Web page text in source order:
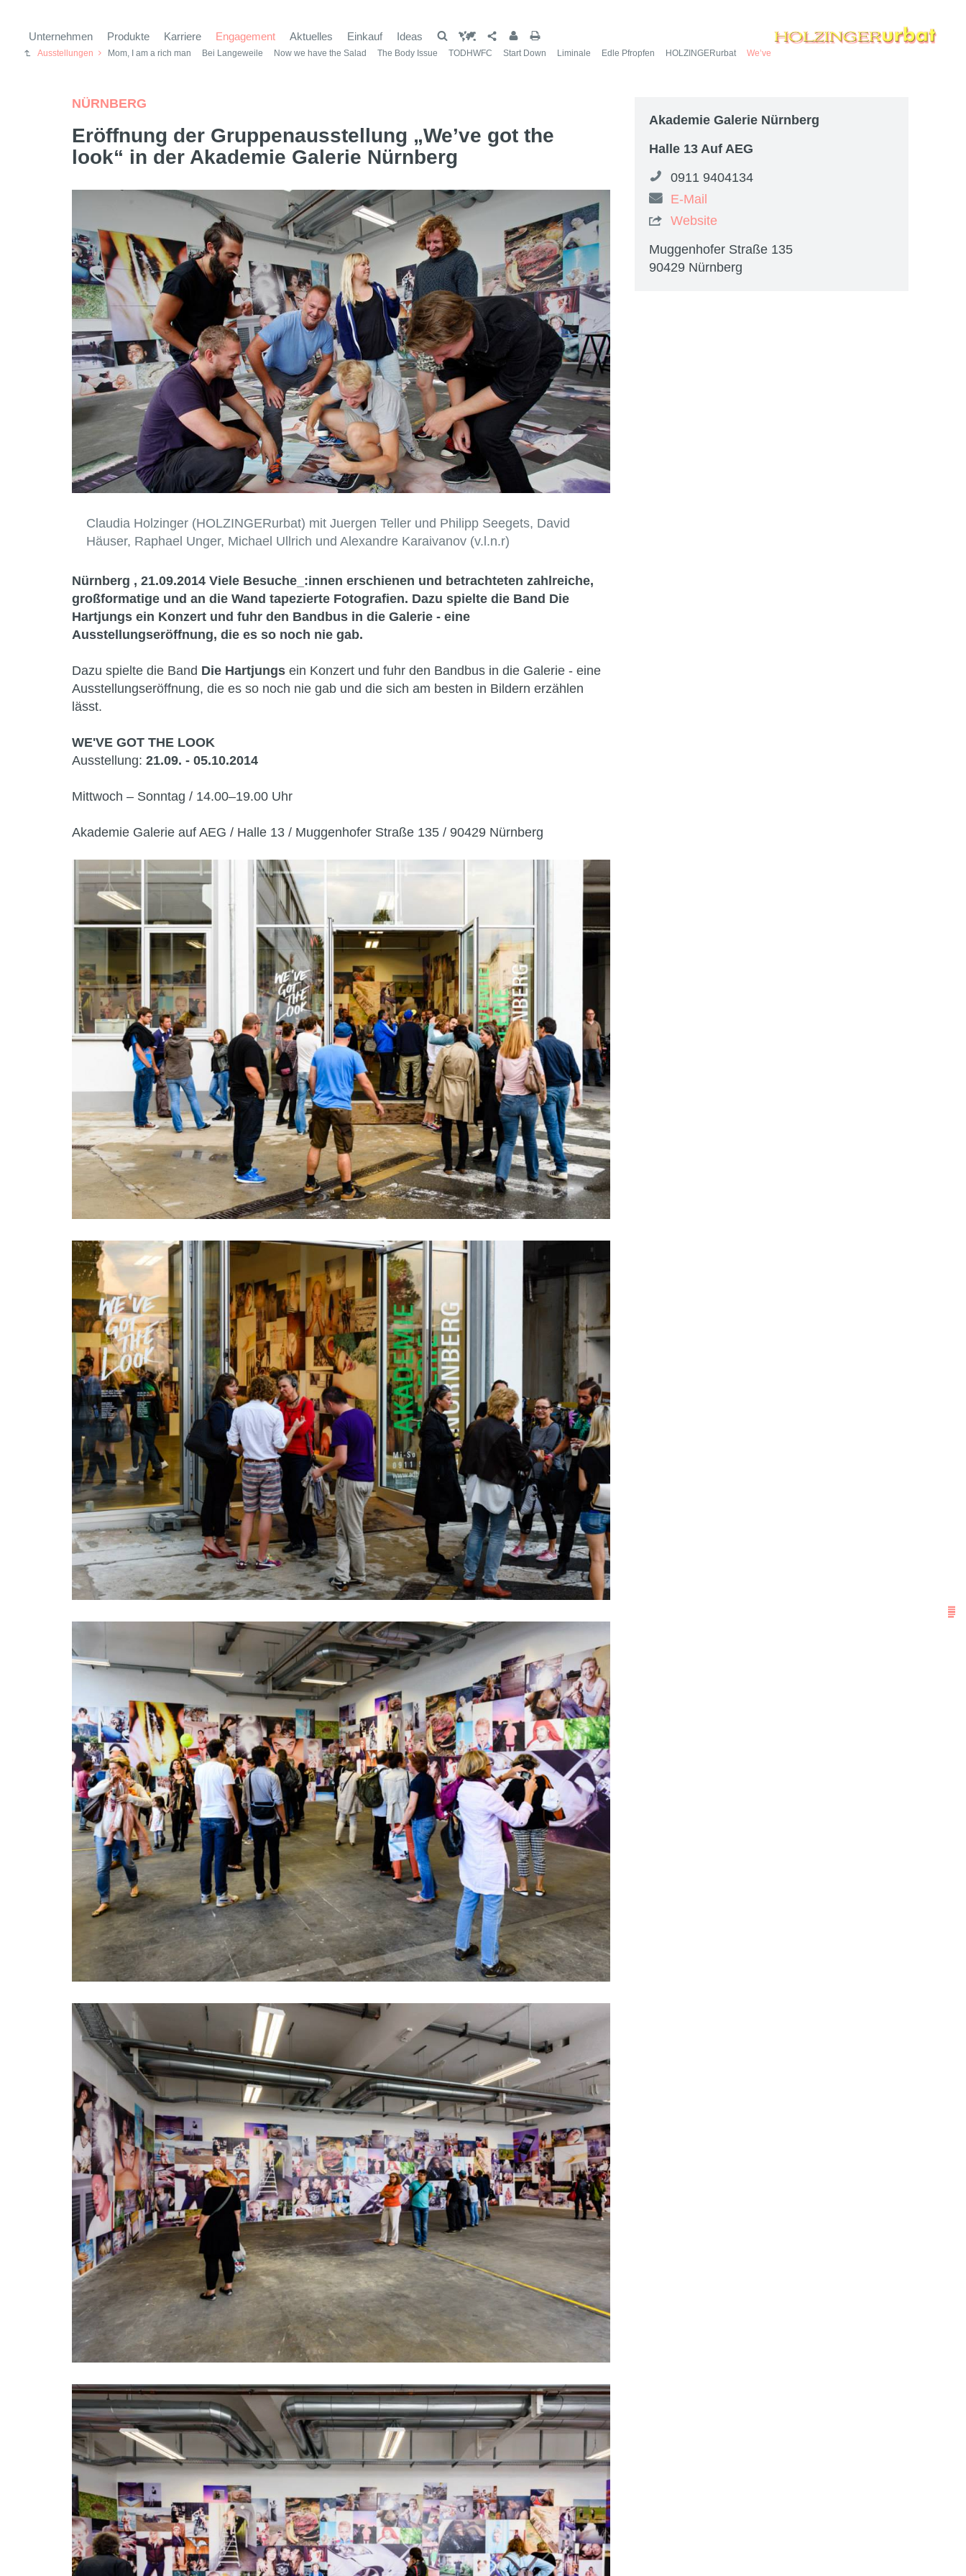
Unternehmen Produkte Karriere Engagement
Ausstellungen Mom, I am a rich man Bei Langeweile Now we have the Salad The Body Issue TODHWFC Start Down Liminale Edle Pfropfen HOLZINGERurbat We’ve got the look
Aktuelles Einkauf Ideas
NÜRNBERG
Eröffnung der Gruppenausstellung „We’ve got the
look“ in der Akademie Galerie Nürnberg
Claudia Holzinger (HOLZINGERurbat) mit Juergen Teller und Philipp Seegets, David
Häuser, Raphael Unger, Michael Ullrich und Alexandre Karaivanov (v.l.n.r)
Nürnberg , 21.09.2014 Viele Besuche_:innen erschienen und betrachteten zahlreiche,
großformatige und an die Wand tapezierte Fotografien. Dazu spielte die Band Die
Hartjungs ein Konzert und fuhr den Bandbus in die Galerie - eine
Ausstellungseröffnung, die es so noch nie gab.
Dazu spielte die Band Die Hartjungs ein Konzert und fuhr den Bandbus in die Galerie - eine
Ausstellungseröffnung, die es so noch nie gab und die sich am besten in Bildern erzählen
lässt.
WE'VE GOT THE LOOK
Ausstellung: 21.09. - 05.10.2014
Mittwoch – Sonntag / 14.00–19.00 Uhr
Akademie Galerie auf AEG / Halle 13 / Muggenhofer Straße 135 / 90429 Nürnberg
Akademie Galerie Nürnberg
Halle 13 Auf AEG
0911 9404134
E-Mail

Website
Muggenhofer Straße 135
90429 Nürnberg